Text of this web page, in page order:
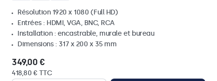
Résolution 1920 x 1080 (Full HD)
Entrées : HDMI, VGA, BNC, RCA
Installation : encastrable, murale et bureau
Dimensions : 317 x 200 x 35 mm
349,00 €
418,80 € TTC